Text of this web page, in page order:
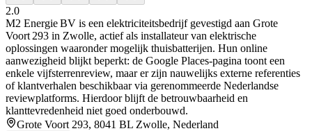
2.0
M2 Energie BV is een elektriciteitsbedrijf gevestigd aan Grote
Voort 293 in Zwolle, actief als installateur van elektrische
oplossingen waaronder mogelijk thuisbatterijen. Hun online
aanwezigheid blijkt beperkt: de Google Places-pagina toont een
enkele vijfsterrenreview, maar er zijn nauwelijks externe referenties
of klantverhalen beschikbaar via gerenommeerde Nederlandse
reviewplatforms. Hierdoor blijft de betrouwbaarheid en
klanttevredenheid niet goed onderbouwd.
Grote Voort 293, 8041 BL Zwolle, Nederland